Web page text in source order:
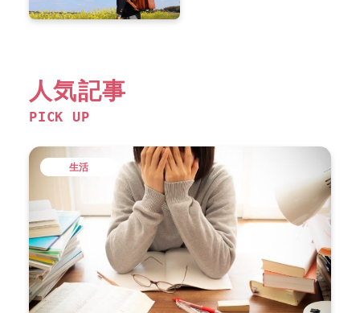
人気記事
PICK UP
生活